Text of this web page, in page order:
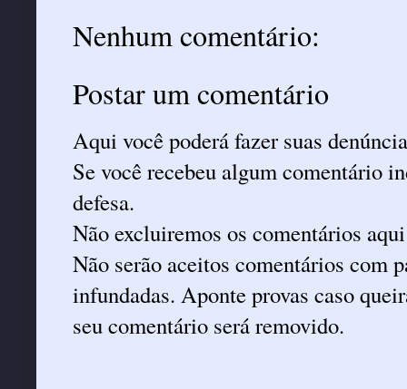
Nenhum comentário:
Postar um comentário
Aqui você poderá fazer suas
Se você recebeu algum comentário
defesa.
Não excluiremos os comentários
Não serão aceitos comentários com
infundadas. Aponte provas caso
seu comentário será removido.